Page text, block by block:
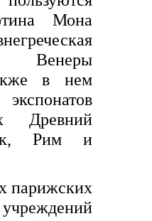
Мона
Венеры
в нем
Древний
Рим и
парижских